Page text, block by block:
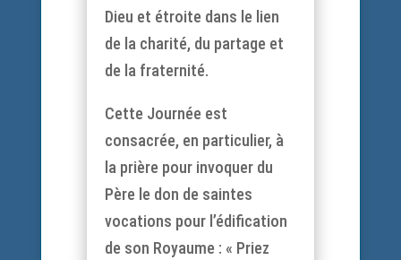
Dieu et étroite dans le lien
de la charité, du partage et
de la fraternité.
Cette Journée est
consacrée, en particulier, à
la prière pour invoquer du
Père le don de saintes
vocations pour l’édification
de son Royaume : « Priez